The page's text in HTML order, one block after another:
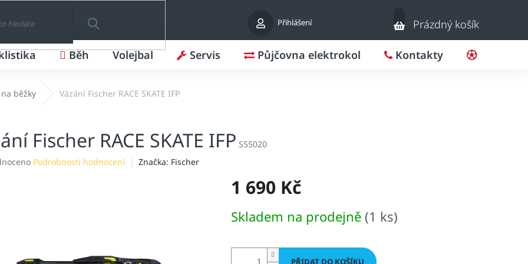
Přihlášení
HLEDAT
Nákupní
košík
Prázdný košík
Běh Volejbal Servis Půjčovna elektrokol Kontakty
běžky Vázání Fischer RACE SKATE IFP
Fischer RACE SKATE IFP S55020
Podrobnosti hodnocení Značka: Fischer
1 690 Kč
cena:
Skladem na prodejně (1 ks)